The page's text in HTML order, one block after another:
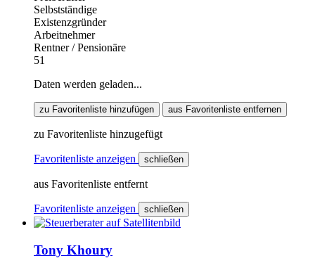
Selbstständige
Existenzgründer
Arbeitnehmer
Rentner / Pensionäre
51
Daten werden geladen...
zu Favoritenliste hinzufügen aus Favoritenliste entfernen
zu Favoritenliste hinzugefügt
Favoritenliste anzeigen schließen
aus Favoritenliste entfernt
Favoritenliste anzeigen schließen
Tony Khoury